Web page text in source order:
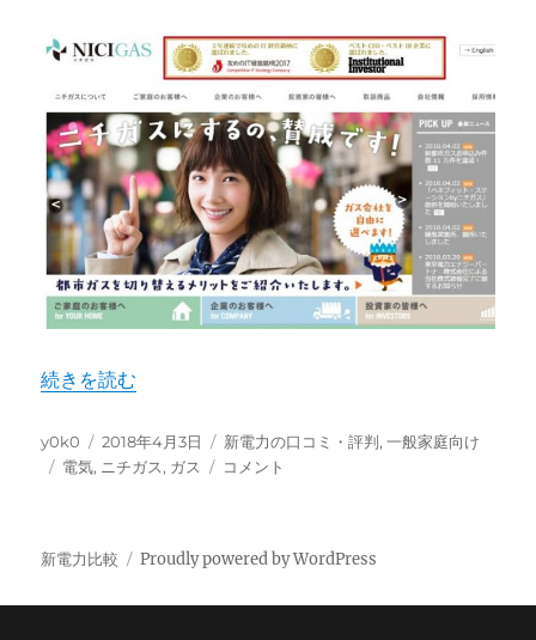
“ニチガス（by 東電）の電気ってどう？評判や料金を調
続きを読む
投
稿
y0k0
投
稿
2018年4月3日
カ
テ
新電力の口コミ・評判,一般家庭向け
タ
電気, ニチガス, ガス
ニ
（by
コメント
新電力比較 Proudly powered by WordPress